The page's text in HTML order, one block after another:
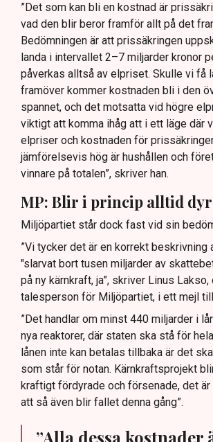
”Det som kan bli en kostnad är
vad den blir beror framför allt på det
Bedömningen är att prissäkringen
landa i intervallet 2–7 miljarder kronor
påverkas alltså av elpriset. Skulle vi få
framöver kommer kostnaden bli i den
spannet, och det motsatta vid högre
viktigt att komma ihåg att i ett läge där
elpriser och kostnaden för
jämförelsevis hög är hushållen och
vinnare på totalen”, skriver han.
MP: Blir i princip alltid
Miljöpartiet står dock fast vid sin
”Vi tycker det är en korrekt beskrivning
"slarvat bort tusen miljarder av
på ny kärnkraft, ja”, skriver Linus
talesperson för Miljöpartiet, i ett mejl
”Det handlar om minst 440 miljarder i
nya reaktorer, där staten ska stå för
lånen inte kan betalas tillbaka är det
som står för notan. Kärnkraftsprojekt
kraftigt fördyrade och försenade, det
att så även blir fallet denna gång”.
”Alla dessa kostnader